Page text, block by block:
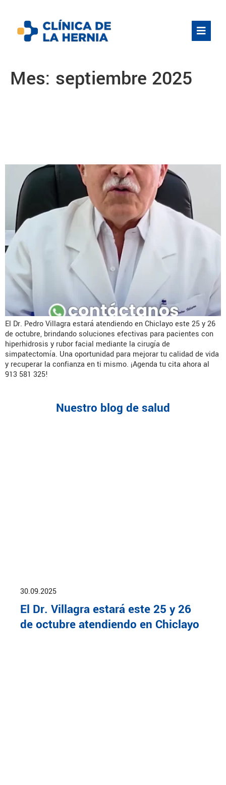
Mes: septiembre 2025
El Dr. Pedro Villagra estará atendiendo en Chiclayo este 25 y 26
de octubre, brindando soluciones efectivas para pacientes con
hiperhidrosis y rubor facial mediante la cirugía de
simpatectomía. Una oportunidad para mejorar tu calidad de vida
y recuperar la confianza en ti mismo. ¡Agenda tu cita ahora al
913 581 325!
Nuestro blog de salud
30.09.2025
El Dr. Villagra estará este 25 y 26
de octubre atendiendo en Chiclayo